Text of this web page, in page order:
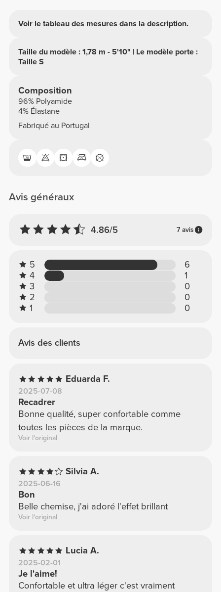
Voir le tableau des mesures dans la description.
Taille du modèle : 1,78 m - 5'10" | Le modèle porte :
Taille S
Composition
96% Polyamide
4% Élastane
Fabriqué au Portugal
Avis généraux
4.86/5 7 avis
5
6
4
1
3
0
2
0
1
0
Avis des clients
Eduarda F.
2025-07-08
Recadrer
Bonne qualité, super confortable comme
toutes les pièces de la marque.
Voir l'original
Silvia A.
2025-06-16
Bon
Belle chemise, j'ai adoré l'effet brillant
Voir l'original
Lucia A.
2025-02-01
Je l'aime!
Confortable et ultra léger c'est vraiment